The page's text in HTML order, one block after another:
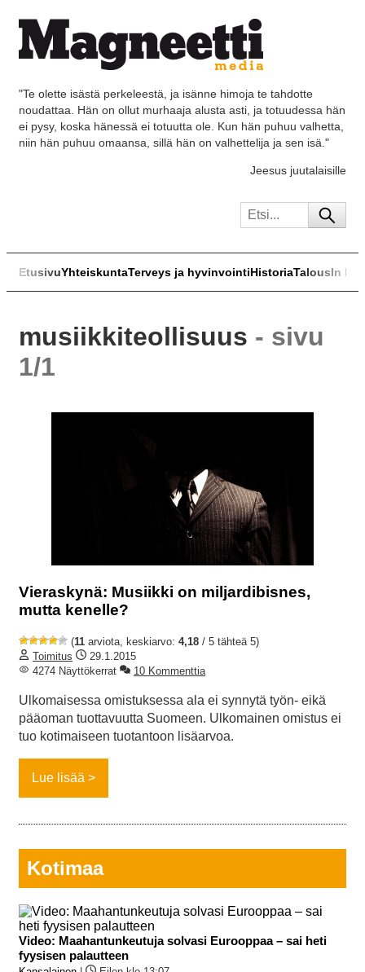
"Te olette isästä perkeleestä, ja isänne himoja te tahdotte
noudattaa. Hän on ollut murhaaja alusta asti, ja totuudessa hän
ei pysy, koska hänessä ei totuutta ole. Kun hän puhuu valhetta,
niin hän puhuu omaansa, sillä hän on valhettelija ja sen isä."
Jeesus juutalaisille
EtusivuYhteiskuntaTerveys ja hyvinvointiHistoriaTalousIn
musiikkiteollisuus - sivu
1/1
Vieraskynä: Musiikki on miljardibisnes,
mutta kenelle?
(11 arviota, keskiarvo: 4,18 / 5 tähteä 5)
Toimitus
29.1.2015
4274 Näyttökerrat
10 Kommenttia
Ulkomaisessa omistuksessa ala ei synnytä työn- eikä
pääoman tuottavuutta Suomeen. Ulkomainen omistus ei
tuo kotimaiseen tuotantoon lisäarvoa.
Lue lisää
Kotimaa
Video: Maahantunkeutuja solvasi Eurooppaa – sai heti
fyysisen palautteen